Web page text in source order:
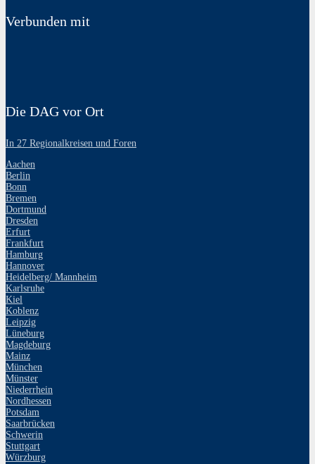
Verbunden mit
Die DAG vor Ort
In 27 Regionalkreisen und Foren
Aachen
Berlin
Bonn
Bremen
Dortmund
Dresden
Erfurt
Frankfurt
Hamburg
Hannover
Heidelberg/ Mannheim
Karlsruhe
Kiel
Koblenz
Leipzig
Lüneburg
Magdeburg
Mainz
München
Münster
Niederrhein
Nordhessen
Potsdam
Saarbrücken
Schwerin
Stuttgart
Würzburg